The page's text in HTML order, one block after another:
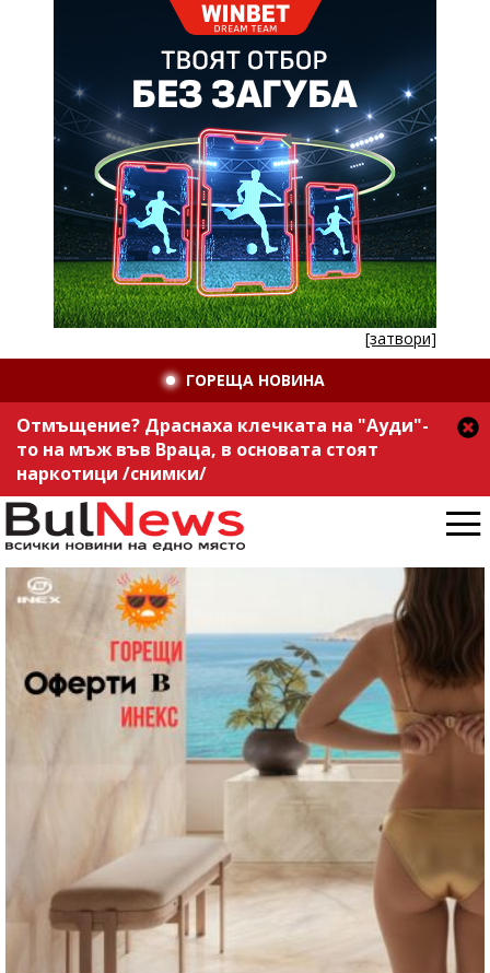
[затвори]
ГОРЕЩА НОВИНА
Отмъщение? Драснаха клечката на "Ауди"-
то на мъж във Враца, в основата стоят
наркотици /снимки/